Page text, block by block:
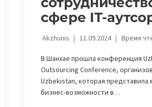
сфере IT-
Akzhunis 11.09.2024 Время
В Шанхае прошла конференция
Outsourcing Conference,
Uzbekistan, которая
бизнес-возможности в…